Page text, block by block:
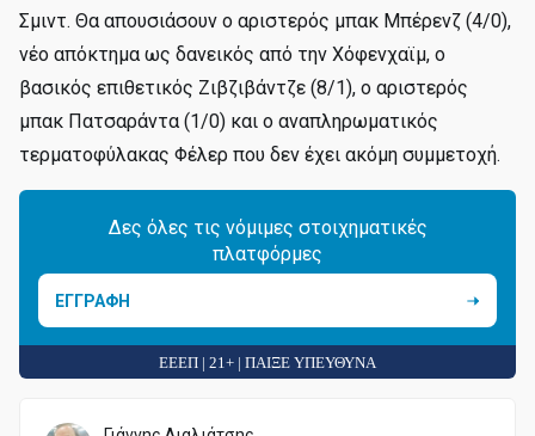
Σμιντ. Θα απουσιάσουν ο αριστερός μπακ Μπέρενζ (4/0),
νέο απόκτημα ως δανεικός από την Χόφενχαϊμ, ο
βασικός επιθετικός Ζιβζιβάντζε (8/1), ο αριστερός
μπακ Πατσαράντα (1/0) και ο αναπληρωματικός
τερματοφύλακας Φέλερ που δεν έχει ακόμη συμμετοχή.
Δες όλες τις νόμιμες στοιχηματικές
πλατφόρμες
ΕΓΓΡΑΦΗ
ΕΕΕΠ | 21+ | ΠΑΙΞΕ ΥΠΕΥΘΥΝΑ